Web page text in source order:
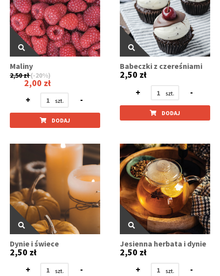
Maliny
2,50 zł (-20%)
2,00 zł
+
-
DODAJ
Babeczki z czereśniami
2,50 zł
+
-
DODAJ
Dynie i świece
2,50 zł
+
-
Jesienna herbata i dynie
2,50 zł
+
-